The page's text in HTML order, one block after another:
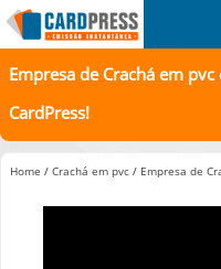
Empresa de Crachá em pvc
CardPress!
Home / Crachá em pvc / Empresa de